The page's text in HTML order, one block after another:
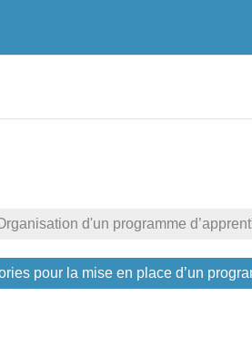
d'un programme
pour la mise en place d’un